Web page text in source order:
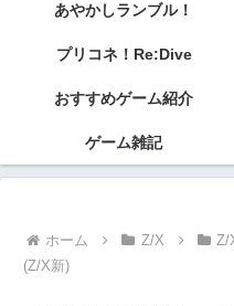
あやかしランブル！
プリコネ！Re:Dive
おすすめゲーム紹介
ゲーム雑記
ホーム Z/X Z/
(Z/X新)